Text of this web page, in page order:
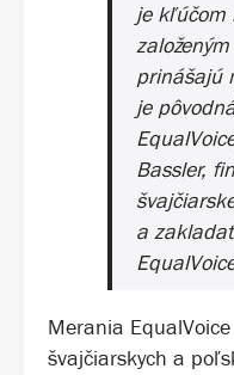
je kľúčom
prinášajú
je
Bassler,
a
Merania
švajčiarskych a